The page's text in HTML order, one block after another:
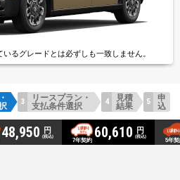
いるグレードとは必ずしも一致しません。
リースプラン・
支払条件選択
見積
結果
申
込
48,950 円
(税込)
7年契約 60,610 円
(税込)
5年